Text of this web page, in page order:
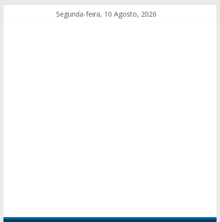
Segunda-feira, 10 Agosto, 2026